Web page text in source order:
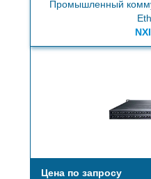
Промышленный
Цена по запросу